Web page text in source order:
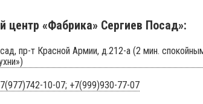
центр «Фабрика» Сергиев Посад»:
пр-т Красной Армии, д.212-а (2 мин.
10-07; +7(999)930-77-07